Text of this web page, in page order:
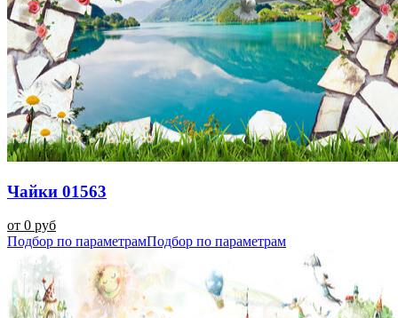
Чайки 01563
от 0 руб
Подбор по параметрамПодбор по параметрам